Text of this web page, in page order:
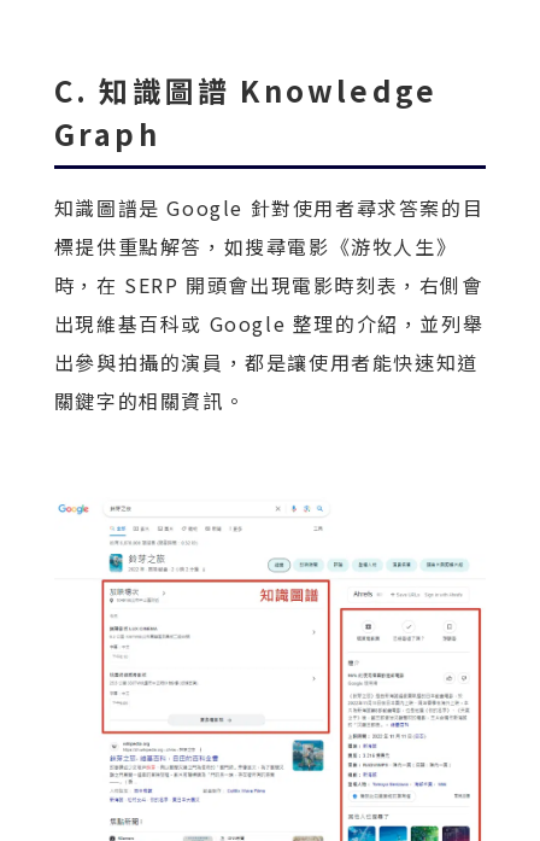
C. 知識圖譜 Knowledge
Graph
知識圖譜是 Google 針對使用者尋求答案的目
標提供重點解答，如搜尋電影《游牧人生》
時，在 SERP 開頭會出現電影時刻表，右側會
出現維基百科或 Google 整理的介紹，並列舉
出參與拍攝的演員，都是讓使用者能快速知道
關鍵字的相關資訊。